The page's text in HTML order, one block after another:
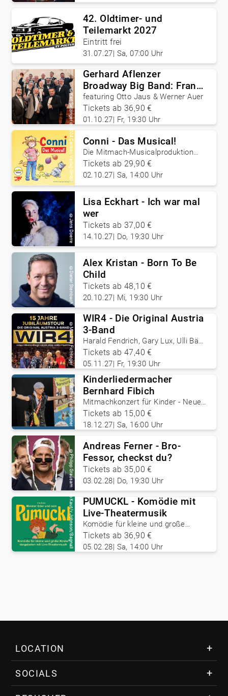
©
31.07.27 Sa, 07:00 Uhr
42. Oldtimer- und
Teilemarkt 2027
Eintritt frei
©
Karl Satzinger 01.10.27 Fr, 19:30 Uhr
Gerhard Aflenzer
Broadway Big Band: Frank
Sinatra & Friends
featuring Otto Jaus & Werner Auer
Tickets ab 36,90 €
©
2024 Carlsen Verlag GmbH 02.10.27 Sa, 14:00 Uhr
Conni - Das Musical!
Die Mitmach-Musicalproduktion
von Cocomico!
Tickets ab 29,90 €
©
Jens Doerre 14.10.27 Do, 19:30 Uhr
Lisa Eckhart - Ich war mal
wer
Tickets ab 37,00 €
©
Dieter Steinbach 20.10.27 Mi, 19:30 Uhr
Alex Kristan - Born To Be
Child
Tickets ab 48,10 €
©
Manfred Fichtinger 05.11.27 Fr, 19:30 Uhr
WIR4 - Die Original Austria
3-Band
Harald Fendrich, Gary Lux, Ulli Bäer,
Harry Stampfer
Tickets ab 47,40 €
©
Andreas Rathmanner 18.12.27 Sa, 16:00 Uhr
Kinderliedermacher
Bernhard Fibich
Mitmachkonzert für Kinder - Neue
Advent- und Weihnachtslieder
Tickets ab 15,00 €
©
Philipp Grausam 03.02.28 Do, 19:30 Uhr
Andreas Ferner - Bro-
Fessor, checkst du?
Tickets ab 35,00 €
©
Kaut/v.Johnson/Bagnall 05.02.28 Sa, 14:00 Uhr
PUMUCKL - Komödie mit
Live-Theatermusik
Komödie für kleine und große
Kinder
Tickets ab 36,90 €
LOCATION
Lage & Anreise
SOCIALS